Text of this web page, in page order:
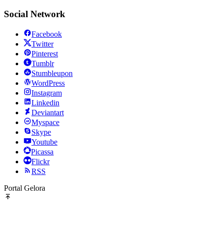
Social Network
Facebook
Twitter
Pinterest
Tumblr
Stumbleupon
WordPress
Instagram
Linkedin
Deviantart
Myspace
Skype
Youtube
Picassa
Flickr
RSS
Portal Gelora